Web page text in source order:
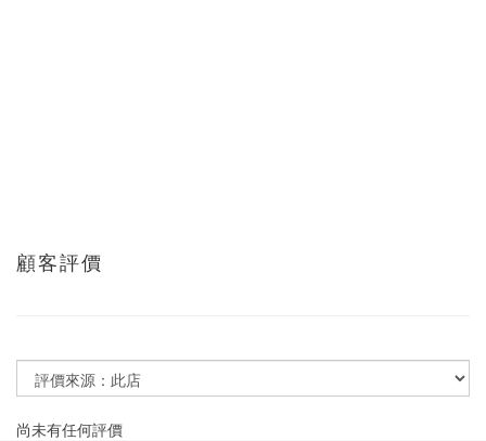
顧客評價
尚未有任何評價